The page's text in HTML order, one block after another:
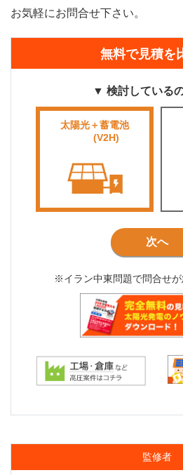
お気軽にお問合せ下さい。
無料で見積を
▼ 検討している
太陽光＋蓄電池
(V2H)
次へ
※イラン中東問題で問合せが
監修者